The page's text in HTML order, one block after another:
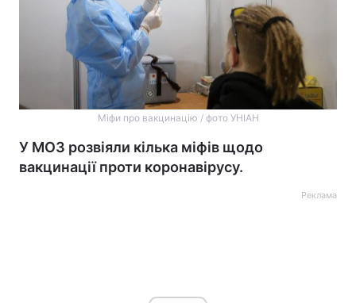
Міфи про вакцинацію / фото УНІАН
У МОЗ розвіяли кілька міфів щодо
вакцинації проти коронавірусу.
Реклама